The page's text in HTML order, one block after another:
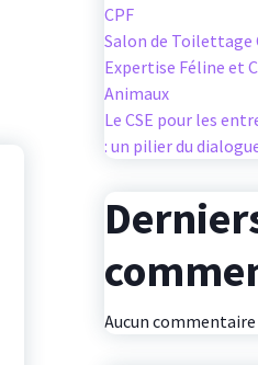
CPF
Salon de Toilettage
Expertise Féline et
Animaux
Le CSE pour les
: un pilier du
Aucun commentaire